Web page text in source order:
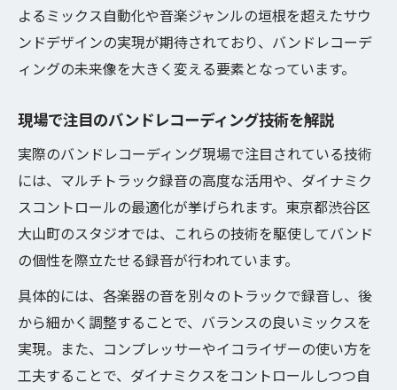
よるミックス自動化や音楽ジャンルの垣根を超えたサウ
ンドデザインの実現が期待されており、バンドレコーデ
ィングの未来像を大きく変える要素となっています。
現場で注目のバンドレコーディング技術を解説
実際のバンドレコーディング現場で注目されている技術
には、マルチトラック録音の高度な活用や、ダイナミク
スコントロールの最適化が挙げられます。東京都渋谷区
大山町のスタジオでは、これらの技術を駆使してバンド
の個性を際立たせる録音が行われています。
具体的には、各楽器の音を別々のトラックで録音し、後
から細かく調整することで、バランスの良いミックスを
実現。また、コンプレッサーやイコライザーの使い方を
工夫することで、ダイナミクスをコントロールしつつ自